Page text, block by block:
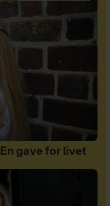
gave for livet